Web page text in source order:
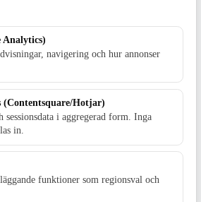
grundat 1991 som sedan 2002 ger
och 2010 lanserades Värnamo.nu. Från
tre kommuner: Gnosjö,
och Vaggeryds kommun.
Kontakta oss
1, 568 92 Skillingaryd
Analytics)
navigering och hur annonser
(Contentsquare/Hotjar)
sessionsdata i aggregerad form. Inga
in.
funktioner som regionsval och